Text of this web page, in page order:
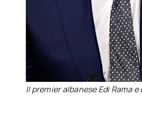
Il premier albanese Edi Rama